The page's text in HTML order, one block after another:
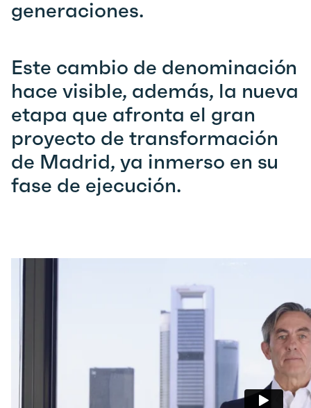
generaciones.
Este cambio de denominación
hace visible, además, la nueva
etapa que afronta el gran
proyecto de transformación
de Madrid, ya inmerso en su
fase de ejecución.